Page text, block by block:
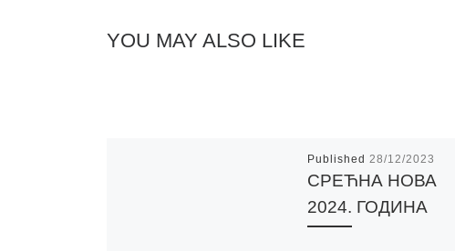
YOU MAY ALSO LIKE
Published28/12/2023
СРЕЋНА НОВА
2024. ГОДИНА